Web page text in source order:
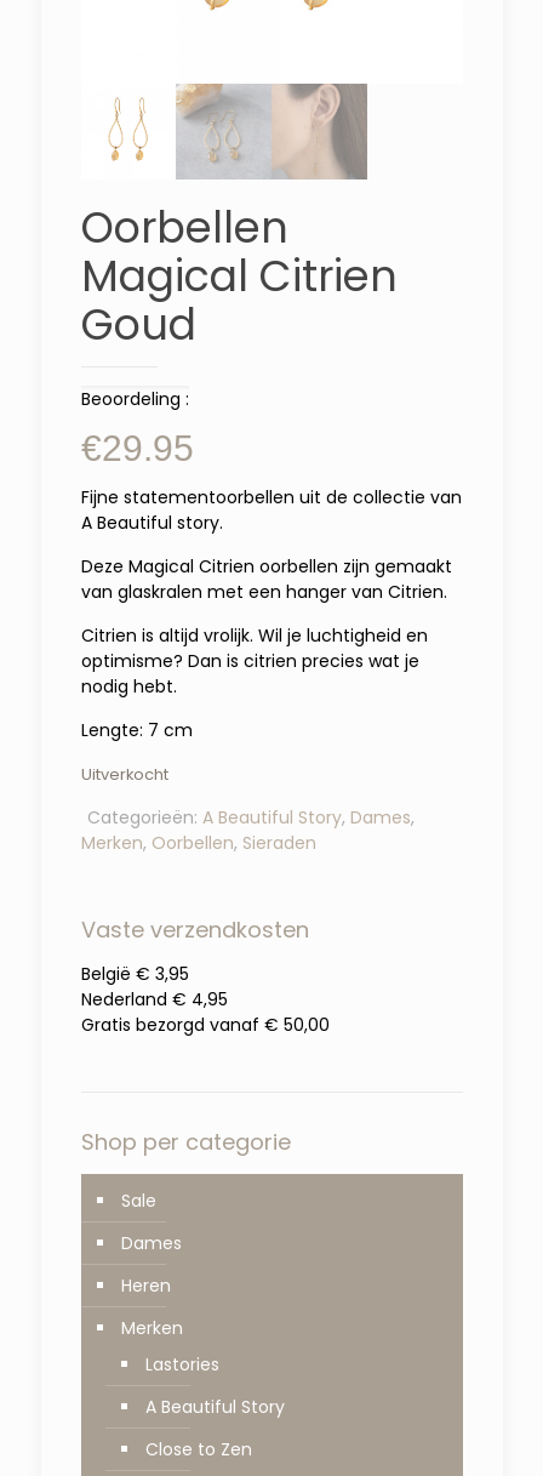
Oorbellen
Magical Citrien
Goud
Beoordeling :
€29.95
Fijne statementoorbellen uit de collectie van
A Beautiful story.
Deze Magical Citrien oorbellen zijn gemaakt
van glaskralen met een hanger van Citrien.
Citrien is altijd vrolijk. Wil je luchtigheid en
optimisme? Dan is citrien precies wat je
nodig hebt.
Lengte: 7 cm
Uitverkocht
Categorieën: A Beautiful Story, Dames,
Merken, Oorbellen, Sieraden
Vaste verzendkosten
België € 3,95
Nederland € 4,95
Gratis bezorgd vanaf € 50,00
Shop per categorie
Sale
Dames
Heren
Merken
Lastories
A Beautiful Story
Close to Zen